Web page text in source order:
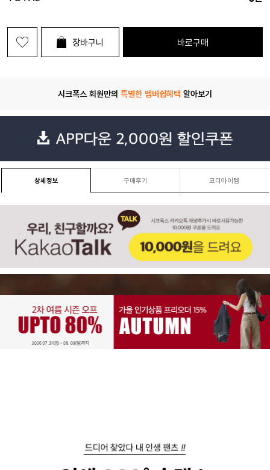
장바구니 바로구매
시크폭스 회원만의 특별한 멤버쉽혜택 알아보기
상세정보 구매후기 코디아이템